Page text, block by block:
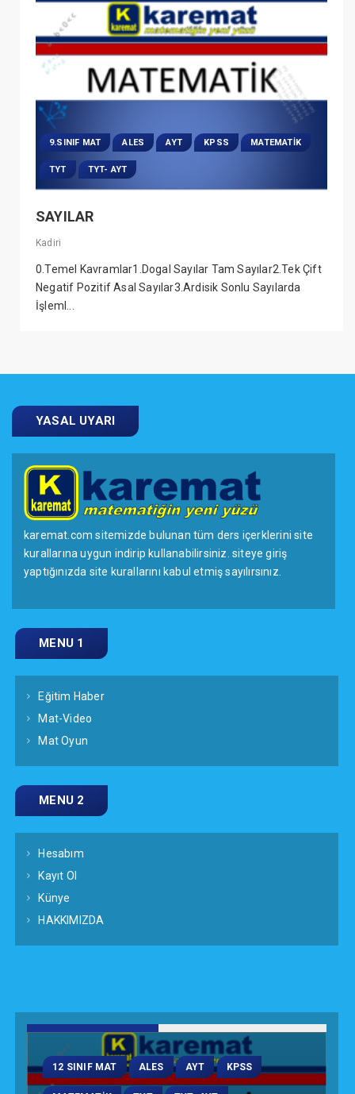
9.SINIF MAT ALES AYT KPSS MATEMATIK
TYT TYT- AYT
SAYILAR
Kadiri
0.Temel Kavramlar1.Dogal Sayılar Tam Sayılar2.Tek Çift
Negatif Pozitif Asal Sayılar3.Ardisik Sonlu Sayılarda
İşleml...
YASAL UYARI
karemat.com sitemizde bulunan tüm ders içerklerini site
kurallarına uygun indirip kullanabilirsiniz. siteye giriş
yaptığınızda site kurallarını kabul etmiş sayılırsınız.
MENU 1
Eğitim Haber
Mat-Video
Mat Oyun
MENU 2
Hesabım
Kayıt Ol
Künye
HAKKIMIZDA
12 SINIF MAT ALES AYT KPSS